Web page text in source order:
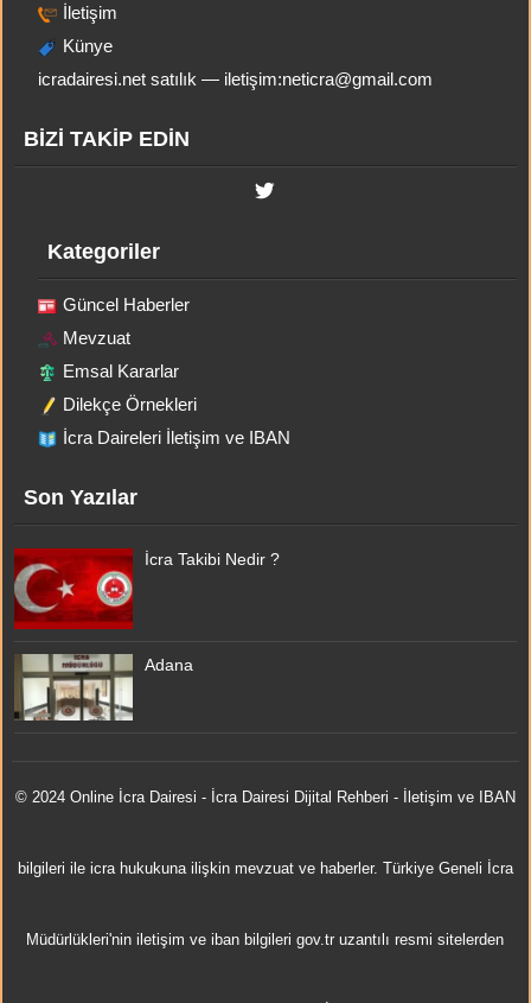
İletişim
Künye
icradairesi.net satılık — iletişim:neticra@gmail.com
BİZİ TAKİP EDİN
Kategoriler
Güncel Haberler
Mevzuat
Emsal Kararlar
Dilekçe Örnekleri
İcra Daireleri İletişim ve IBAN
Son Yazılar
İcra Takibi Nedir ?
Adana
© 2024 Online İcra Dairesi - İcra Dairesi Dijital Rehberi - İletişim ve IBAN
bilgileri ile icra hukukuna ilişkin mevzuat ve haberler. Türkiye Geneli İcra
Müdürlükleri'nin iletişim ve iban bilgileri gov.tr uzantılı resmi sitelerden